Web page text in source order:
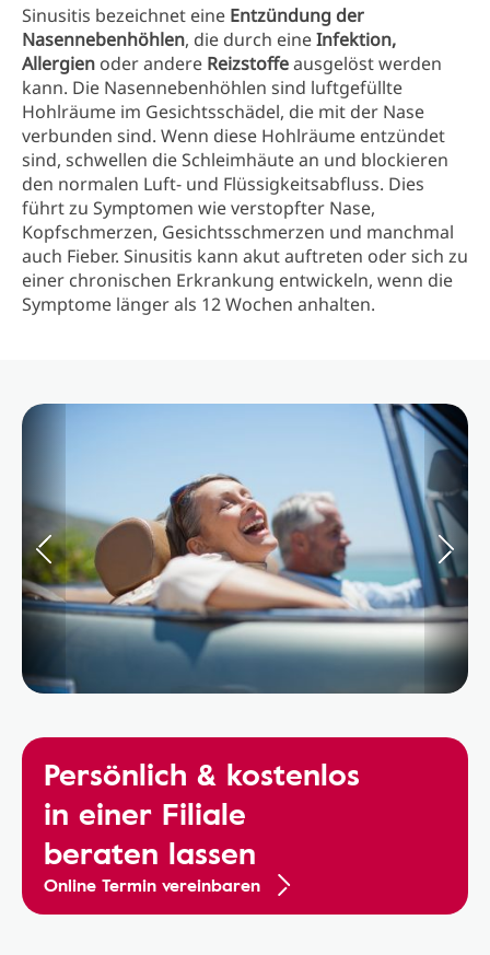
Sinusitis bezeichnet eine Entzündung der
Nasennebenhöhlen, die durch eineInfektion,
Allergien oder andere Reizstoffeausgelöst werden
kann. Die Nasennebenhöhlen sind luftgefüllte
Hohlräume im Gesichtsschädel, die mit der Nase
verbunden sind. Wenn diese Hohlräume entzündet
sind, schwellen die Schleimhäute an und blockieren
den normalen Luft- und Flüssigkeitsabfluss. Dies
führt zu Symptomen wie verstopfter Nase,
Kopfschmerzen, Gesichtsschmerzen und manchmal
auch Fieber. Sinusitis kann akut auftreten oder sich zu
einer chronischen Erkrankung entwickeln, wenn die
Symptome länger als 12 Wochen anhalten.
Persönlich & kostenlos
in einer Filiale
beraten lassen
Online Termin vereinbaren